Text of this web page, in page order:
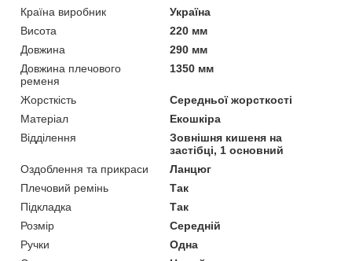
Країна виробник
Україна
Висота
220 мм
Довжина
290 мм
Довжина плечового
ременя
1350 мм
Жорсткість
Середньої жорсткості
Матеріал
Екошкіра
Відділення
Зовнішня кишеня на
застібці, 1 основний
Оздоблення та прикраси
Ланцюг
Плечовий ремінь
Так
Підкладка
Так
Розмір
Середній
Ручки
Одна